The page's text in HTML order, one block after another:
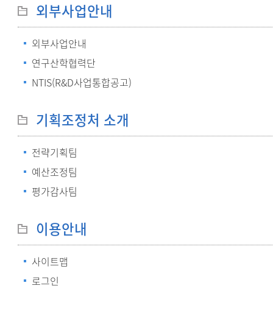
외부사업안내
외부사업안내
연구산학협력단
NTIS(R&D사업통합공고)
기획조정처 소개
전략기획팀
예산조정팀
평가감사팀
이용안내
사이트맵
로그인